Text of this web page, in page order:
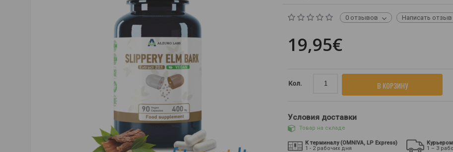
0 отзывов Написать отзыв
19,95€
Кол. В КОРЗИНУ
Условия доставки
Товар на складе
К терминалу (OMNIVA, LP Express)
1 - 2 рабочих дня
Курьером
1 – 3